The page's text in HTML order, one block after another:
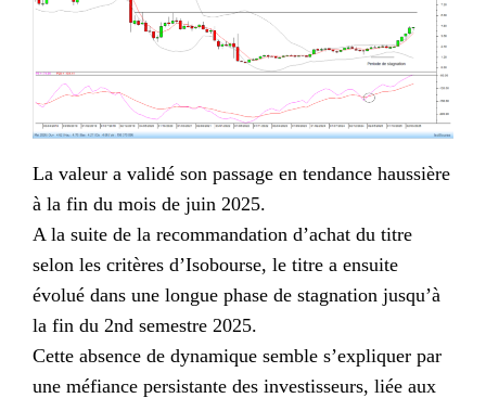
La valeur a validé son passage en tendance haussière
à la fin du mois de juin 2025.
A la suite de la recommandation d’achat du titre
selon les critères d’Isobourse, le titre a ensuite
évolué dans une longue phase de stagnation jusqu’à
la fin du 2nd semestre 2025.
Cette absence de dynamique semble s’expliquer par
une méfiance persistante des investisseurs, liée aux